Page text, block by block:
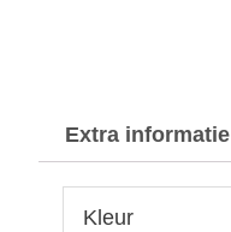
Extra informatie
Kleur